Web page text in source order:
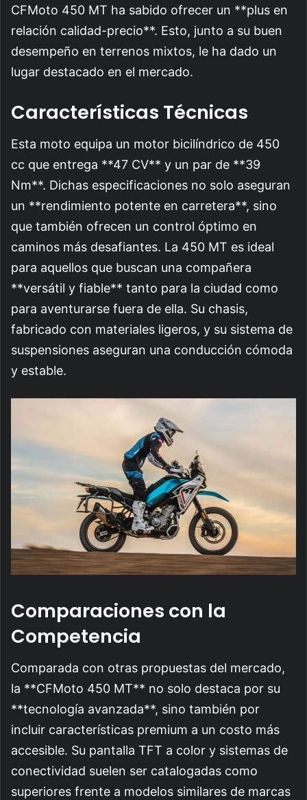
CFMoto 450 MT ha sabido ofrecer un **plus en
relación calidad-precio**. Esto, junto a su buen
desempeño en terrenos mixtos, le ha dado un
lugar destacado en el mercado.
Características Técnicas
Esta moto equipa un motor bicilíndrico de 450
cc que entrega **47 CV** y un par de **39
Nm**. Dichas especificaciones no solo aseguran
un **rendimiento potente en carretera**, sino
que también ofrecen un control óptimo en
caminos más desafiantes. La 450 MT es ideal
para aquellos que buscan una compañera
**versátil y fiable** tanto para la ciudad como
para aventurarse fuera de ella. Su chasis,
fabricado con materiales ligeros, y su sistema de
suspensiones aseguran una conducción cómoda
y estable.
Comparaciones con la
Competencia
Comparada con otras propuestas del mercado,
la **CFMoto 450 MT** no solo destaca por su
**tecnología avanzada**, sino también por
incluir características premium a un costo más
accesible. Su pantalla TFT a color y sistemas de
conectividad suelen ser catalogadas como
superiores frente a modelos similares de marcas